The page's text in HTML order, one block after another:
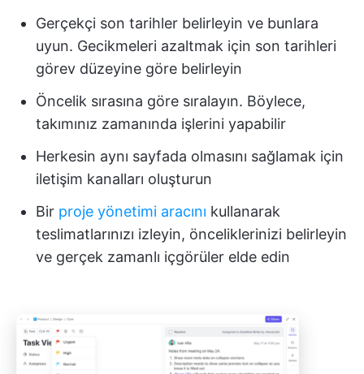
Gerçekçi son tarihler belirleyin ve bunlara
uyun. Gecikmeleri azaltmak için son tarihleri
görev düzeyine göre belirleyin
Öncelik sırasına göre sıralayın. Böylece,
takımınız zamanında işlerini yapabilir
Herkesin aynı sayfada olmasını sağlamak için
iletişim kanalları oluşturun
Bir proje yönetimi aracını kullanarak
teslimatlarınızı izleyin, önceliklerinizi belirleyin
ve gerçek zamanlı içgörüler elde edin